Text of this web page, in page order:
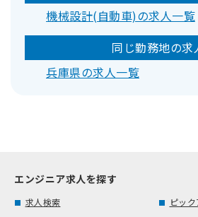
機械設計(自動車)の求人一覧
同じ勤務地の求
兵庫県の求人一覧
エンジニア求人を探す
求人検索
ピッ